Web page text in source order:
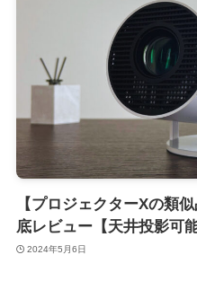
【プロジェクターXの類
底レビュー【天井投影可
2024年5月6日